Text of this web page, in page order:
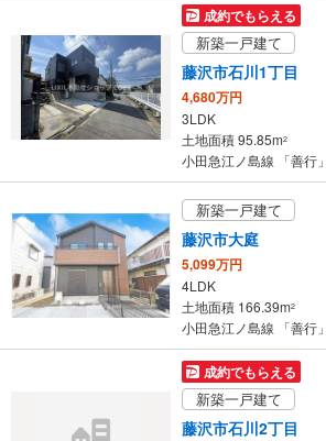
イ
ペ
ー
ジ
に
存
る
成約でもらえる
新築一戸建て
藤沢市石川1丁目
4,680万円
3LDK
土地面積 95.85m2
小田急江ノ島線 「善行
新築一戸建て
藤沢市大庭
5,099万円
4LDK
土地面積 166.39m2
小田急江ノ島線 「善行
成約でもらえる
新築一戸建て
藤沢市石川2丁目